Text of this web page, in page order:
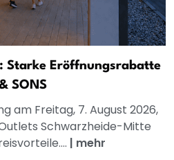
Starke Eröffnungsrabatte
SONS
am Freitag, 7. August 2026,
Schwarzheide-Mitte
| mehr